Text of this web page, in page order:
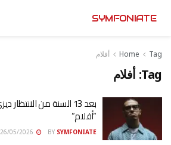
SYMFONIATE
Home Tag أفلام
Tag: أفلام
بعد 13 السنة من
“أفلام”
BY SYMFONIATE